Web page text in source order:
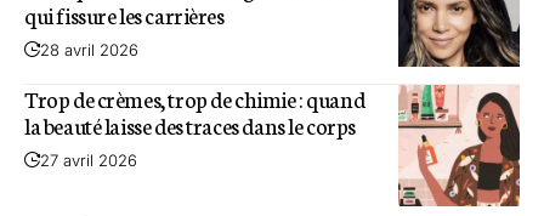
qui fissure les carrières
28 avril 2026
Trop de crèmes, trop de chimie : quand
la beauté laisse des traces dans le corps
27 avril 2026